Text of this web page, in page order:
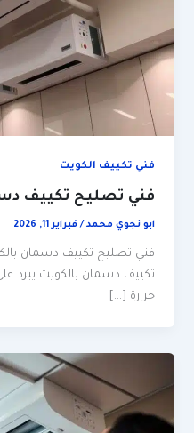
فني تكييف الكويت
فني تصليح تكييف
ابو نجوي محمد/فبراير 11, 2026
فني تصليح تكييف دسمان
تكييف دسمان بالكويت يبرد
حرارة […]